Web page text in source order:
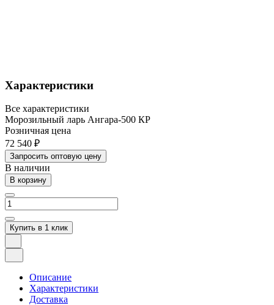
Характеристики
Все характеристики
Морозильный ларь Ангара-500 КР
Розничная цена
72 540 ₽
Запросить оптовую цену
В наличии
В корзину
Купить в 1 клик
Описание
Характеристики
Доставка